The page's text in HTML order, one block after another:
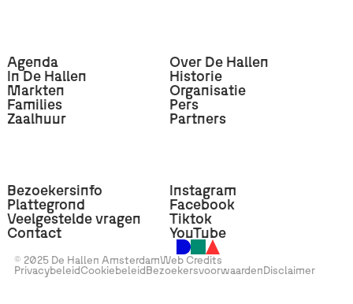
Agenda
In De Hallen
Markten
Families
Zaalhuur
Over De Hallen
Historie
Organisatie
Pers
Partners
Bezoekersinfo
Plattegrond
Veelgestelde vragen
Contact
Instagram
Facebook
Tiktok
YouTube
© 2025 De Hallen AmsterdamWeb Credits
PrivacybeleidCookiebeleidBezoekersvoorwaardenDisclaimer